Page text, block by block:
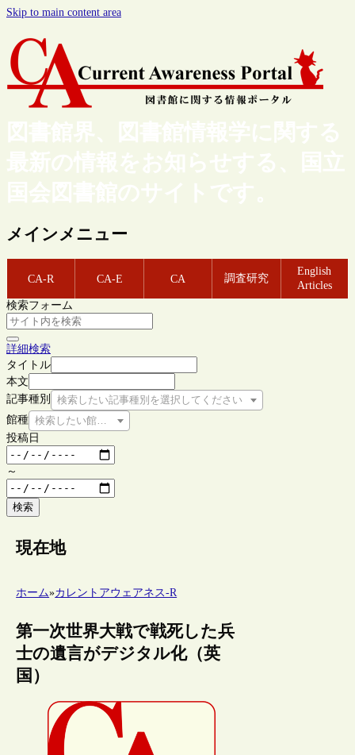
Skip to main content area
図書館界、図書館情報学に関する
最新の情報をお知らせする、国立
国会図書館のサイトです。
メインメニュー
CA-R CA-E CA 調査研究
English
Articles
検索フォーム
詳細検索
タイトル
本文
記事種別
検索したい記事種別を選択してください
館種 検索したい館種を選択してください
投稿日
～
検索
現在地
ホーム»カレントアウェアネス-R
第一次世界大戦で戦死した兵
士の遺言がデジタル化（英
国）